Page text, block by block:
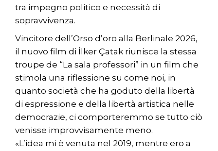
tra impegno politico e necessità di
sopravvivenza.
Vincitore dell’Orso d’oro alla Berlinale 2026,
il nuovo film di İlker Çatak riunisce la stessa
troupe de “La sala professori” in un film che
stimola una riflessione su come noi, in
quanto società che ha goduto della libertà
di espressione e della libertà artistica nelle
democrazie, ci comporteremmo se tutto ciò
venisse improvvisamente meno.
«L’idea mi è venuta nel 2019, mentre ero a